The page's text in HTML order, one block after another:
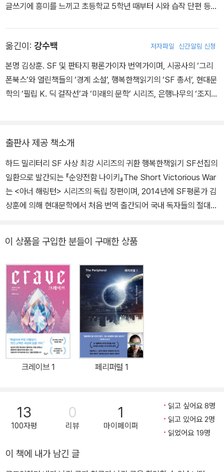
글쓰기에 흥미를 느끼고 초등학교 5학년 때부터 시와 습작 단편 등을
했다. 몇 년 후 노스캐롤라이나 주의 워렌 윌슨 칼리지를 졸업하고 같
은 주의 애팔래치아 대학에서 역사학 석사 학위를 받은 웨버는 박사
과정을 밟고 교수가 되기를 희망했지만, 역사학계에서 정교수로 임용
되는 것이 얼마나 어려운지를 알고 포기했다. 사우스캐롤라이나로 돌
으로 눈을 돌린 웨버는 전술 게임 <스타파이어>를 디자인했고, <스
타파이어>의 설정을 소설화한 단편으로 『넥서스』 지에서 작가로 데
뷔했다. SF 창작의 메타 기법 중 하나인 기본적인 ‘미래 역사’를 바탕
으로 항성간 제국들 사이의 군사 충돌을 다룬 「스타파이어」 소설은 동
료 작가인 스티븐 화이트와 함께 쓴 장편 밀리터리 SF 『내란 Insurre
았다. 이 시리즈의 제4편이자 최종 장편인 『시바 옵션 Shiva Optio
웨버는 로버트 A. 하인라인과 제리 퍼넬의 전통을 잇는 하드 밀리터
리 SF의 최고 유망주로 주목받았고, 밀리터리 SF를 전문으로 하는
베인(Baen) 출판사에서 ‘아너 해링턴’ 시리즈의 제1작인 『바실리스
크 스테이션』(1993)과 본서 『여왕 폐하의 해군』을 잇달아 내놓으면
서 단숨에 거장의 자리에 올랐다. 웨버는 밀리터리 SF뿐만 아니라 대
하 판타지와 스페이스오페라, 대체역사 등의 다양한 분야에서 십여
편이 넘는 시리즈를 썼다. 출간될 때마다 SF계의 화제를 끌어모으며
베스트셀러 목록에 오르는 아너 해링턴 시리즈는 2016년 현재까지
며, 그래픽노블과 게임, 영화 등을 포함한 일대 프랜차이즈로 성장중
이다. 그밖의 주요 작품으로는 ‘세이프홀드(Safehold)’ 시리즈, ‘인
신(War God)’ 시리즈 등이 있다.
옮긴이: 강수백 저자파일 신간알림 신청
본명 김상훈. SF 및 판타지 평론가이자 번역가이며, 시공사의 ‘그리
폰북스’와 열린책들의 ‘경계 소설’, 행복한책읽기의 ‘SF 총서’, 현대문
학의 ‘필립 K. 딕 걸작선’과 ‘미래의 문학’ 시리즈, 은행나무의 ‘조지
『영원한 전쟁』, 『헤밍웨이 위조사건』, 에드거 앨런 포의 『잃어버린 편
지』, 코난 도일의 『잃어버린 세계』, 『제라르 준장의 회상』, 로버트 홀
드스톡의 『미사고의 숲』, 크리스토퍼 프리스트의 『매혹』, 이언 뱅크
스의 『말벌공장』, 앤 맥카프리의 『퍼언 연대기』 3부작, F. 폴 윌슨의
『다이디타운』, 로버트 J. 소여의 『멸종』, S. S. 밴 다인의 『파일로 밴
흔』, 스타니스와프 렘의 『솔라리스』, 그렉 이건의 『쿼런틴』, 새뮤얼
R. 딜레이니의 『바벨-17』, 콜린 윌슨의 『정신기생체』, 테드 창의 『당
신 인생의 이야기』, 『소프트웨어 객체의 생애 주기』, 데이비드 웨버의
『바실리스크 스테이션』, 『여왕 폐하의 해군』, 카를로스 카스타네다의
『돈 후앙의 가르침』 3부작, 조지 R. R. 마틴의 『GRRM: 조지 R. R.
마틴 걸작선』 등이 있다.
출판사 제공 책소개
하드 밀리터리 SF 사상 최강 시리즈의 귀환 행복한책읽기 SF선집의
일환으로 발간되는 『순양전함 나이키』The Short Victorious War
는 <아너 해링턴> 시리즈의 독립 장편이며, 2014년에 SF평론가 김
상훈에 의해 현대문학에서 처음 번역 출간되어 국내 독자들의 절대적
너 해링턴> 초기 3부작의 대미를 장식하는 걸작이다. 1993년에 미
록을 석권한 아너 해링턴 시리즈는 글자 그대로 웜홀을 넘나드는 스
페이스오페라인 동시에, 미래의 항성간 국가 사이에서 벌어지는 군사
충돌을 다룬 하드 밀리터리 SF이다. 18세기 영국 해군의 전열함 전
투와 사회상을 상세하게 묘사함으로써 불후의 명작 반열에 오른 C.
S. 포레스터의 <혼블로워 사가>를 뼈대로 정교하게 구축된 이 시리
즈의 치밀한 과학 설정은, 톰 클랜시의 테크노스릴러를 우주공간에
그대로 이식해 놓은 듯한 치밀하고 박력 있는 우주 전투의 묘사와 맞
물려 전문가들 사이에서도 큰 화제를 불러일으켰고, 작가인 웨버에게
함장 아너 해링턴의 생생하면서도 인간미 넘치는 캐릭터는 페미니스
트 SF 진영 내부에서 찬반양론과 더불어 격렬한 이념 논쟁까지 불러
일으키면서 화제가 되었고, 로버트 A. 하인라인의 『스타십 트루퍼스』
상업적으로 가장 유망한 하위 장르 중 하나로 자리 잡는 결정적인 계
이 상품을 구입한 분들이 구매한 상품
크레이브 1 페리퍼럴 1
13
100자평
0
리뷰
1
마이페이퍼
읽고 싶어요 8명
읽고 있어요 2명
읽었어요 19명
이 책에 내가 남긴 글